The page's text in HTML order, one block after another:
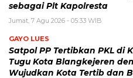
sebagai Plt Kapolresta
Jumat, 7 Agu 2026 - 05:33 WIB
GAYO LUES
Satpol PP Tertibkan PKL di
Tugu Kota Blangkejeren
Wujudkan Kota Tertib dan